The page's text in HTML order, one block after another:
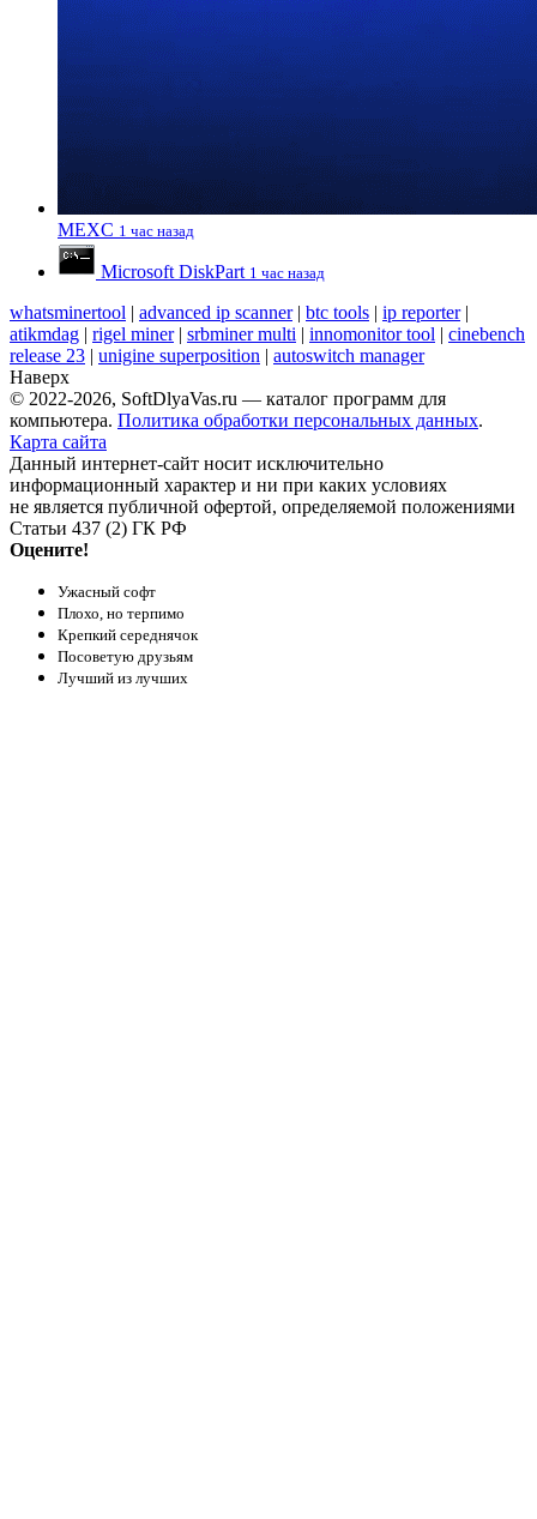
MEXC 1 час назад
Microsoft DiskPart 1 час назад
whatsminertool | advanced ip scanner| btc tools | ip reporter|
atikmdag | rigel miner| srbminer multi | innomonitor tool | cinebench
release 23 | unigine superposition | autoswitch manager
Наверх
© 2022-2026, SoftDlyaVas.ru — каталог программ для
компьютера. Политика обработки персональных данных.
Карта сайта
Данный интернет-сайт носит исключительно
информационный характер и ни при каких условиях
не является публичной офертой, определяемой положениями
Статьи 437 (2) ГК РФ
Оцените!
Ужасный софт
Плохо, но терпимо
Крепкий середнячок
Посоветую друзьям
Лучший из лучших